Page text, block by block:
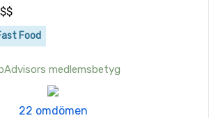
Food
medlemsbetyg
22 omdömen